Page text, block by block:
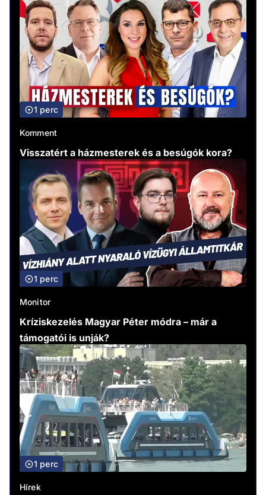
1 perc
Komment
Visszatért a házmesterek és a besúgók kora?
1 perc
Monitor
Kríziskezelés Magyar Péter módra – már a
támogatói is unják?
1 perc
Hírek